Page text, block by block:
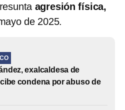
agresión física,
de 2025.
exalcaldesa de
condena por abuso de